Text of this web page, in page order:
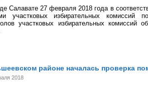
Салавате 27 февраля 2018 года в
участковых избирательных комиссий
участковых избирательных комиссий
районе началась проверка
2018